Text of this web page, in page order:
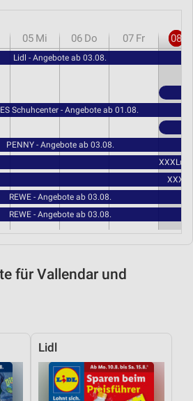
05 Mi 06 Do 07 Fr 08
Lidl - Angebote ab 03.08.
Schuhcenter - Angebote ab 01.08.
PENNY - Angebote ab 03.08.
XXXLutz
REWE - Angebote ab 03.08.
REWE - Angebote ab 03.08.
für Vallendar und
Lidl